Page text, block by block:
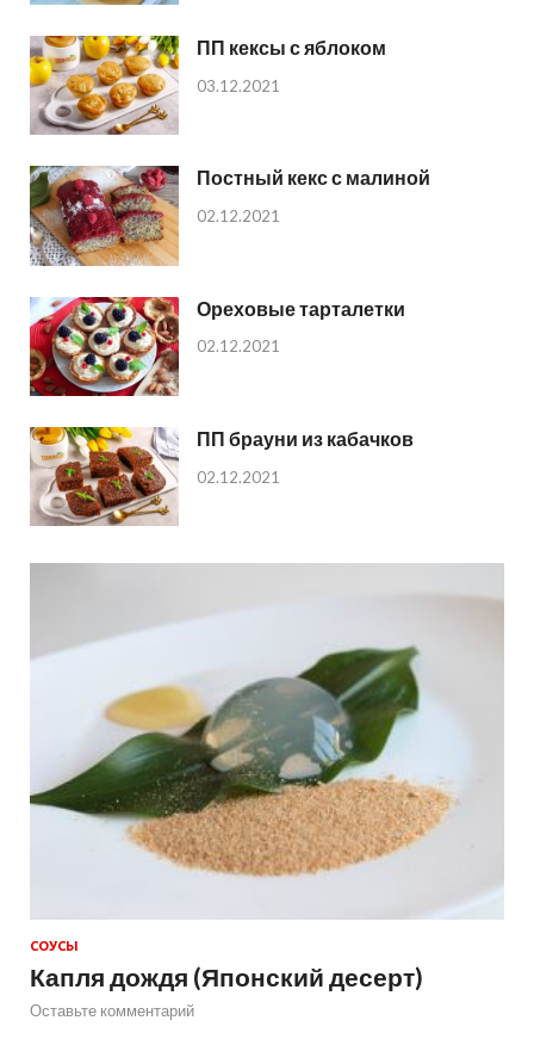
ПП кексы с яблоком
03.12.2021
Постный кекс с малиной
02.12.2021
Ореховые тарталетки
02.12.2021
ПП брауни из кабачков
02.12.2021
СОУСЫ
Капля дождя (Японский десерт)
Оставьте комментарий